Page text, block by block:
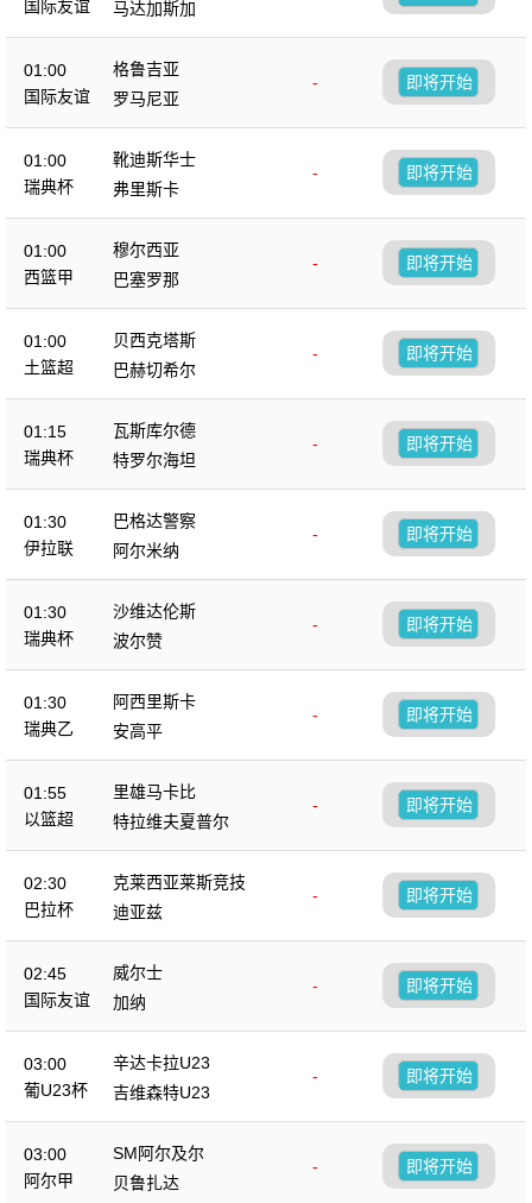
国际友谊
马达加斯加
01:00
国际友谊
格鲁吉亚
-
罗马尼亚
即将开始
01:00
瑞典杯
靴迪斯华士
-
弗里斯卡
即将开始
01:00
西篮甲
穆尔西亚
-
巴塞罗那
即将开始
01:00
土篮超
贝西克塔斯
-
巴赫切希尔
即将开始
01:15
瑞典杯
瓦斯库尔德
-
特罗尔海坦
即将开始
01:30
伊拉联
巴格达警察
-
阿尔米纳
即将开始
01:30
瑞典杯
沙维达伦斯
-
波尔赞
即将开始
01:30
瑞典乙
阿西里斯卡
-
安高平
即将开始
01:55
以篮超
里雄马卡比
-
特拉维夫夏普尔
即将开始
02:30
巴拉杯
克莱西亚莱斯竞技
-
迪亚兹
即将开始
02:45
国际友谊
威尔士
-
加纳
即将开始
03:00
葡U23杯
辛达卡拉U23
-
吉维森特U23
即将开始
03:00
阿尔甲
SM阿尔及尔
-
贝鲁扎达
即将开始